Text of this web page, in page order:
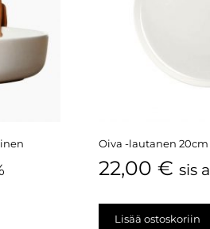
Oiva -lautanen
22,00€ sis
Lisää ostoskoriin